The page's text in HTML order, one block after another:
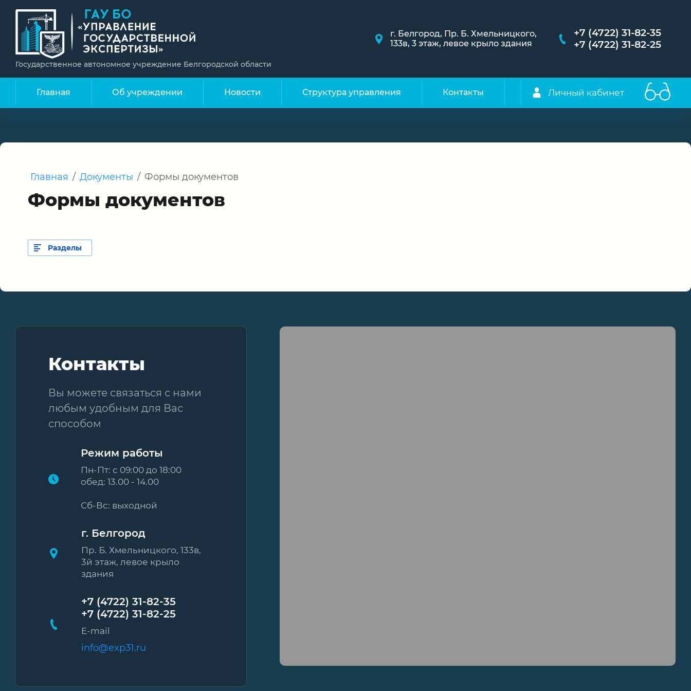
Государственное автономное учреждение Белгородской области
г. Белгород, Пр. Б. Хмельницкого,
133в, 3 этаж, левое крыло здания
+7 (4722) 31-82-35
+7 (4722) 31-82-25
Главная Об учреждении Новости Структура управления Контакты Личный кабинет
Главная / Документы / Формы документов
Формы документов
Разделы
Контакты
Вы можете связаться с нами
любым удобным для Вас
способом
Режим работы
Пн-Пт: с 09:00 до 18:00
обед: 13.00 - 14.00
Сб-Вс: выходной
г. Белгород
Пр. Б. Хмельницкого, 133в,
3й этаж, левое крыло
здания
+7 (4722) 31-82-35
+7 (4722) 31-82-25
E-mail
info@exp31.ru